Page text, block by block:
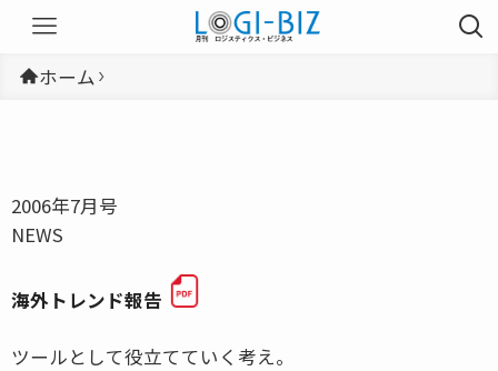
ホーム
2006年7月号
NEWS
海外トレンド報告
ツールとして役立てていく考え。